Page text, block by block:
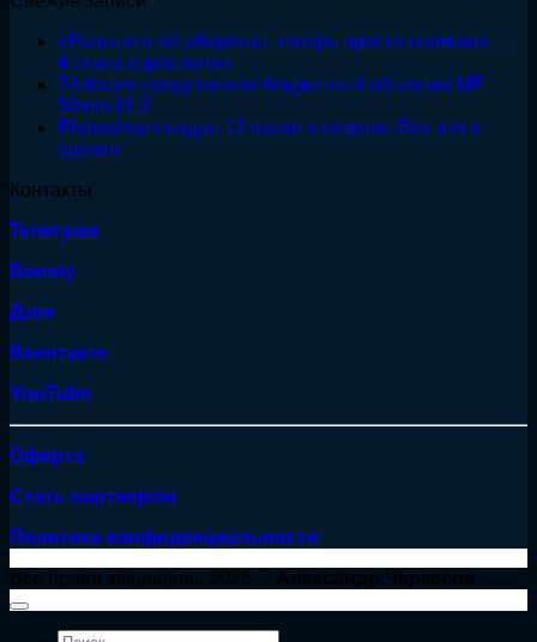
«Раньше я её оберегал, теперь просто снимаю» —
4 этапа взросления
7Artisans представила бюджетный объектив MF
50mm f/1.2
Photoshop съедал 12 часов в неделю. Вот что я
сделал
Контакты
Телеграм
Boosty
Дзен
Вконтакте
YouTube
Оферта
Стать партнером
Политика конфиденциальности